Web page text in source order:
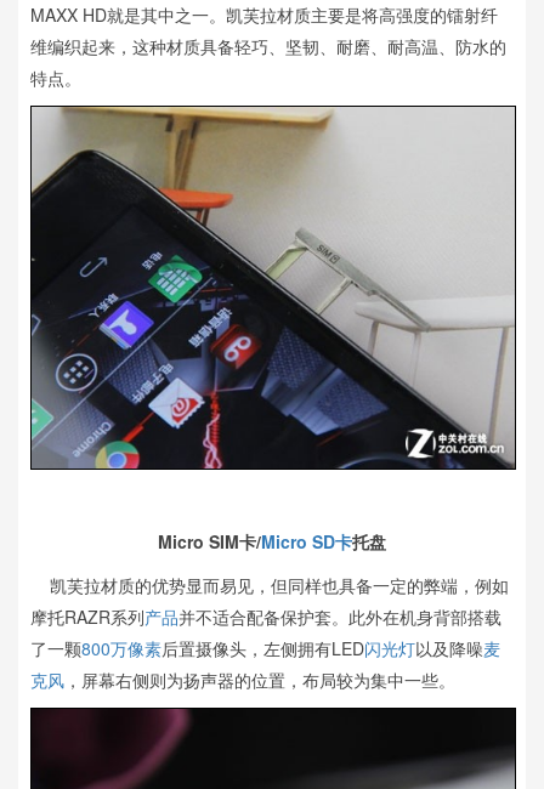
MAXX HD就是其中之一。凯芙拉材质主要是将高强度的镭射纤
维编织起来，这种材质具备轻巧、坚韧、耐磨、耐高温、防水的
特点。
Micro SIM卡/Micro SD卡托盘
凯芙拉材质的优势显而易见，但同样也具备一定的弊端，例如
摩托RAZR系列产品并不适合配备保护套。此外在机身背部搭载
了一颗800万像素后置摄像头，左侧拥有LED闪光灯以及降噪麦
克风 ，屏幕右侧则为扬声器的位置，布局较为集中一些。